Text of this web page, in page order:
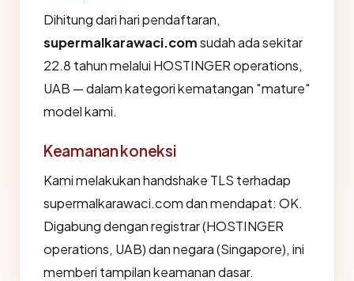
Dihitung dari hari pendaftaran,
supermalkarawaci.comsudah ada sekitar
22.8 tahun melalui HOSTINGER operations,
UAB — dalam kategori kematangan "mature"
model kami.
Keamanan koneksi
Kami melakukan handshake TLS terhadap
supermalkarawaci.com dan mendapat: OK.
Digabung dengan registrar (HOSTINGER
operations, UAB) dan negara (Singapore), ini
memberi tampilan keamanan dasar.